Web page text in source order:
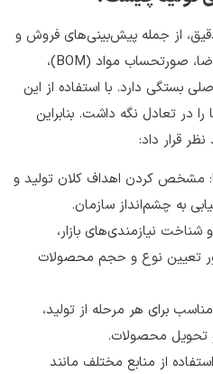
از جمله پیش‌بینی‌های فروش و
سفارش‌های مشتری برای درک تقاضا، صورتحساب مواد (BOM)،
بستگی دارد. با استفاده از این
در تعادل نگه داشت. بنابراین
قرار داد:
مشخص کردن اهداف کلان تولید و
به چشم‌انداز سازمان.
نیازمندی‌های بازار،
تعیین نوع و حجم محصولات
برای هر مرحله از تولید،
تحویل محصولات.
از منابع مختلف مانند